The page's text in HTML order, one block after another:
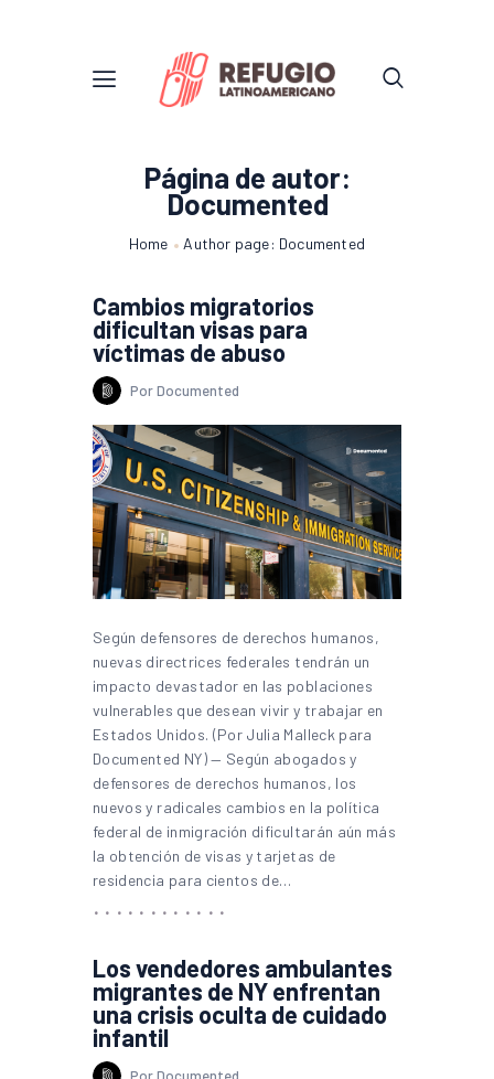
Página de autor:
Documented
Home Author page: Documented
Cambios migratorios
dificultan visas para
víctimas de abuso
Por Documented
Según defensores de derechos humanos,
nuevas directrices federales tendrán un
impacto devastador en las poblaciones
vulnerables que desean vivir y trabajar en
Estados Unidos. (Por Julia Malleck para
Documented NY) — Según abogados y
defensores de derechos humanos, los
nuevos y radicales cambios en la política
federal de inmigración dificultarán aún más
la obtención de visas y tarjetas de
residencia para cientos de…
Los vendedores ambulantes
migrantes de NY enfrentan
una crisis oculta de cuidado
infantil
Por Documented